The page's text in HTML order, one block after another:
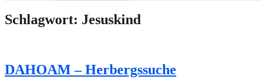
Schlagwort: Jesuskind
DAHOAM – Herbergssuche